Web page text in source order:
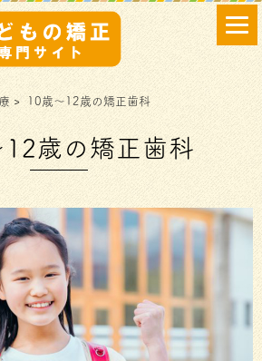
> 10歳～12歳の矯正歯科
12歳の矯正歯科